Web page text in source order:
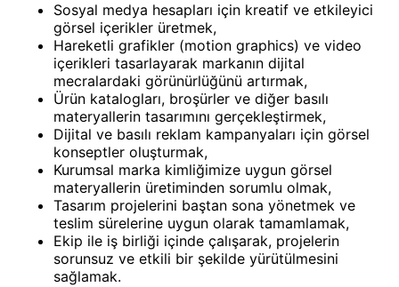
Sosyal medya hesapları için kreatif ve etkileyici
görsel içerikler üretmek,
Hareketli grafikler (motion graphics) ve video
içerikleri tasarlayarak markanın dijital
mecralardaki görünürlüğünü artırmak,
Ürün katalogları, broşürler ve diğer basılı
materyallerin tasarımını gerçekleştirmek,
Dijital ve basılı reklam kampanyaları için görsel
konseptler oluşturmak,
Kurumsal marka kimliğimize uygun görsel
materyallerin üretiminden sorumlu olmak,
Tasarım projelerini baştan sona yönetmek ve
teslim sürelerine uygun olarak tamamlamak,
Ekip ile iş birliği içinde çalışarak, projelerin
sorunsuz ve etkili bir şekilde yürütülmesini
sağlamak.